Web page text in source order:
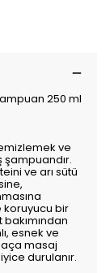
250 ml
ve
şampuandır.
ve arı sütü
koruyucu bir
esnek ve
masaj
durulanır.